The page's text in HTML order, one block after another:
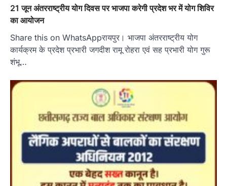
21 जून अंतरराष्ट्रीय योग दिवस पर भाजपा करेगी प्रदेश भर में योग शिविर
का आयोजन
Share this on WhatsAppरायपुर। भाजपा अंतरराष्ट्रीय योग
कार्यक्रम के प्रदेश प्रभारी जगदीश रामू रोहरा एवं सह प्रभारी योग गुरू
शंभू…
हमारे राज्य
8 साल का इंतजार खत्म: 156 खिलाड़ियों को
मिला उत्कृष्ट खिलाड़ी का दर्जा, सरकारी नौकरी
का रास्ता साफ
Jagjit Singh Grewal August 5, 2026
रायपुर। छत्तीसगढ़ के खिलाड़ियों का करीब आठ साल लंबा